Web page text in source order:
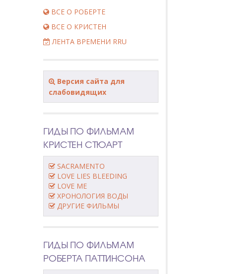
ВСЕ О РОБЕРТЕ
ВСЕ О КРИСТЕН
ЛЕНТА ВРЕМЕНИ RRU
Версия сайта для
слабовидящих
ГИДЫ ПО ФИЛЬМАМ
КРИСТЕН СТЮАРТ
SACRAMENTO
LOVE LIES BLEEDING
LOVE ME
ХРОНОЛОГИЯ ВОДЫ
ДРУГИЕ ФИЛЬМЫ
ГИДЫ ПО ФИЛЬМАМ
РОБЕРТА ПАТТИНСОНА